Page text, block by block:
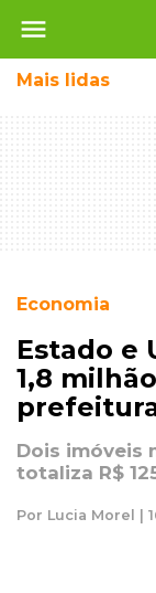
menu
Mais lidas
Economia
Estado e
1,8
Dois imóveis
totaliza R$
Por Lucia Morel |